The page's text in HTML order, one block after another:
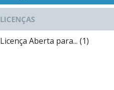
LICENÇAS
Licença Aberta para... (1)